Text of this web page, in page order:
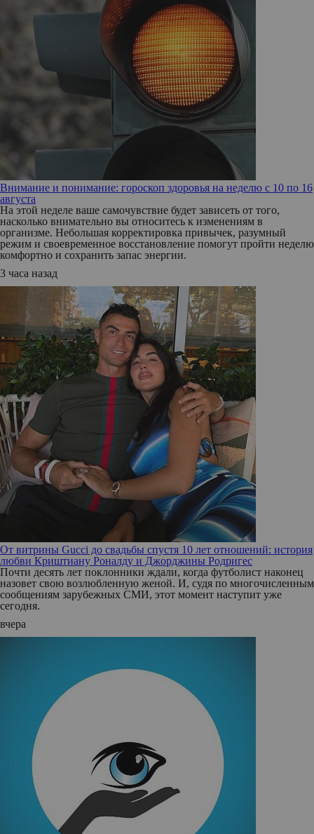
Внимание и понимание: гороскоп здоровья на неделю с 10 по 16
августа
На этой неделе ваше самочувствие будет зависеть от того,
насколько внимательно вы относитесь к изменениям в
организме. Небольшая корректировка привычек, разумный
режим и своевременное восстановление помогут пройти неделю
комфортно и сохранить запас энергии.
3 часа назад
От витрины Gucci до свадьбы спустя 10 лет отношений: история
любви Криштиану Роналду и Джорджины Родригес
Почти десять лет поклонники ждали, когда футболист наконец
назовет свою возлюбленную женой. И, судя по многочисленным
сообщениям зарубежных СМИ, этот момент наступит уже
сегодня.
вчера